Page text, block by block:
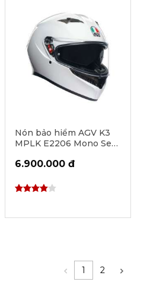
Nón bảo hiểm AGV K3
MPLK E2206 Mono Seta
6.900.000 đ
1 2